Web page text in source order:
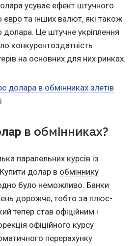
усуває ефект штучного
євро та інших валют, які також
долара. Це штучне укріплення
конкурентоздатність
на основних для них ринках.
долара в обмінниках злетів
в обмінниках?
паралельних курсів із
долар в обміннику
було неможливо. Банки
дорожче, тобто за плюс-
тепер став офіційним і
офіційного курсу
перерахунку